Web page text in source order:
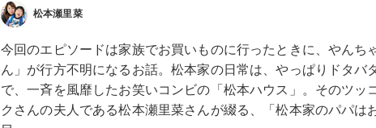
松本瀬里菜
今回のエピソードは家族でお買いものに行ったときに、やんち
ん」が行方不明になるお話。松本家の日常は、やっぱりドタバ
で、一斉を風靡したお笑いコンビの「松本ハウス」。そのツッ
クさんの夫人である松本瀬里菜さんが綴る、「松本家のパパは